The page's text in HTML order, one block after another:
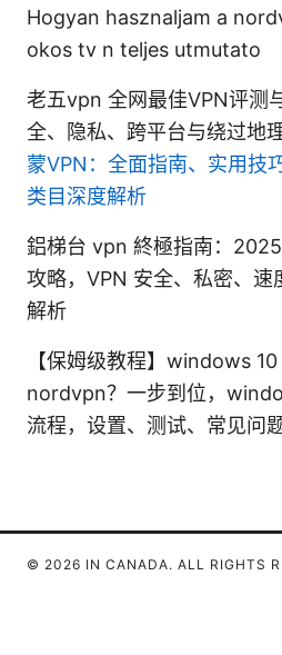
Hogyan hasznaljam a
okos tv n teljes utmutato
老五vpn 全网最佳VPN评测
全、隐私、跨平台与绕过地
蒙VPN：全面指南、实用技
类目深度解析
鋁梯台 vpn 終極指南：
攻略，VPN 安全、私密、速
解析
【保姆级教程】windows
nordvpn？一步到位，
流程，设置、测试、常见问
© 2026 IN CANADA. ALL RIGHTS